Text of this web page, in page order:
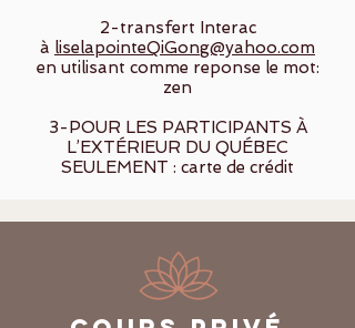
2-transfert Interac
à liselapointeQiGong@yahoo.com
en utilisant comme reponse le mot:
zen
3-POUR LES PARTICIPANTS À
L’EXTÉRIEUR DU QUÉBEC
SEULEMENT : carte de crédit